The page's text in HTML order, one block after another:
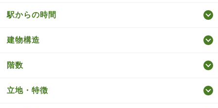
駅からの時間
建物構造
階数
立地・特徴